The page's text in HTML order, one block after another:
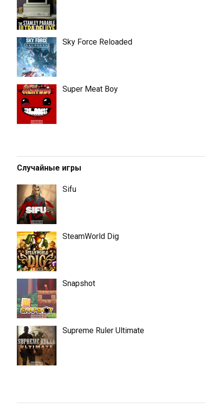
Sky Force Reloaded
Super Meat Boy
Случайные игры
Sifu
SteamWorld Dig
Snapshot
Supreme Ruler Ultimate